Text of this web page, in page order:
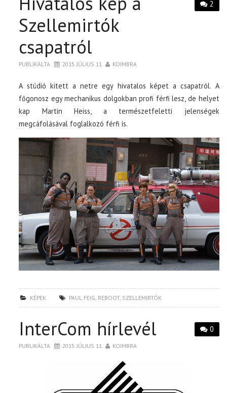
2
Szellemirtók
csapatról
PUBLIKÁLTA 2015. JÚLIUS 11. KOIMBRA
A stúdió kitett a netre egy hivatalos képet a csapatról. A
főgonosz egy mechanikus dolgokban profi férfi lesz, de helyet
kap Martin Heiss, a természetfeletti jelenségek
megcáfolásával foglalkozó férfi is.
KÉPEK PAUL FEIG, REBOOT, SZELLEMIRTÓK
0
InterCom hírlevél
PUBLIKÁLTA 2015. JÚLIUS 11. KOIMBRA